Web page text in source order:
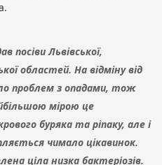
посіви Львівської,
областей. На відміну від
проблем з опадами, тож
мірою це
буряка та ріпаку, але і
чимало цікавинок.
ціла низка бактеріозів.